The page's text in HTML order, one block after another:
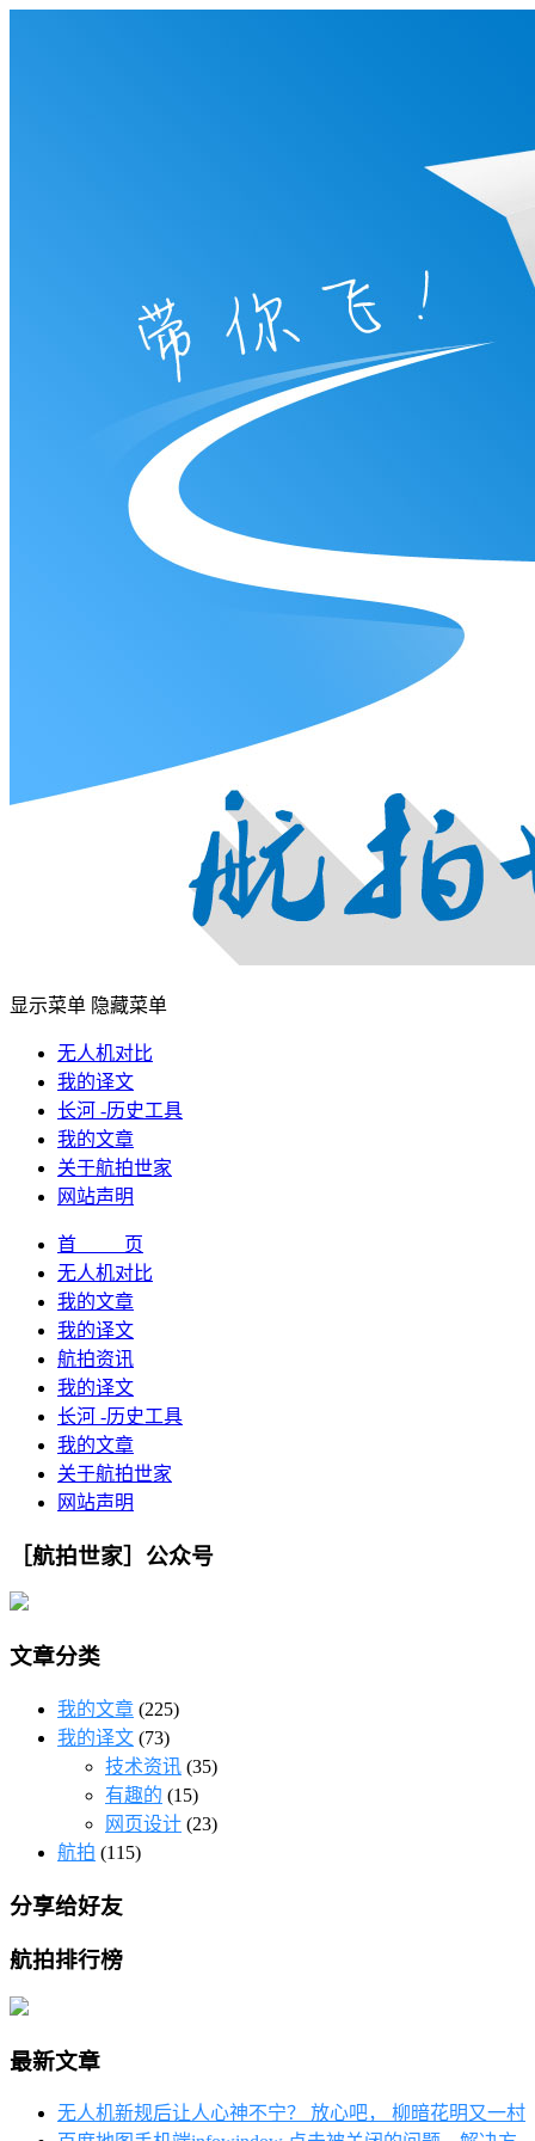
显示菜单 隐藏菜单
无人机对比
我的译文
长河 -历史工具
我的文章
关于航拍世家
网站声明
首 页
无人机对比
我的文章
我的译文
航拍资讯
我的译文
长河 -历史工具
我的文章
关于航拍世家
网站声明
［航拍世家］公众号
文章分类
我的文章 (225)
我的译文 (73)
技术资讯 (35)
有趣的 (15)
网页设计 (23)
航拍 (115)
分享给好友
航拍排行榜
最新文章
无人机新规后让人心神不宁？ 放心吧， 柳暗花明又一村